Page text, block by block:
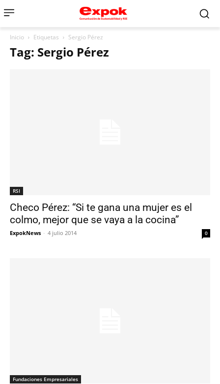
Inicio Etiquetas Sergio Pérez
Tag: Sergio Pérez
RSI
Checo Pérez: “Si te gana una mujer es el
colmo, mejor que se vaya a la cocina”
ExpokNews - 4 julio 2014 0
Fundaciones Empresariales